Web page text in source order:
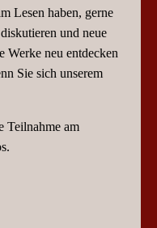
Lesen haben, gerne
und neue
Werke neu entdecken
Sie sich unserem
Teilnahme am